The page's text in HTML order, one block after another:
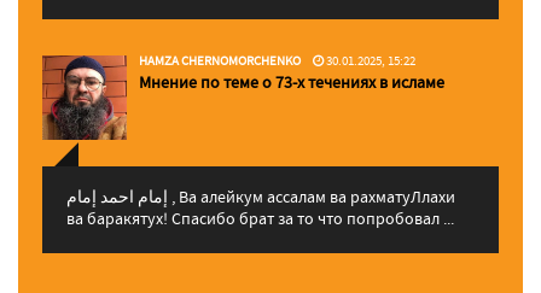
HAMZA CHERNOMORCHENKO 30.01.2025, 15:22
Мнение по теме о 73-х течениях в исламе
إمام احمد إمام , Ва алейкум ассалам ва рахматуЛлахи
ва баракятух! Спасибо брат за то что попробовал ...